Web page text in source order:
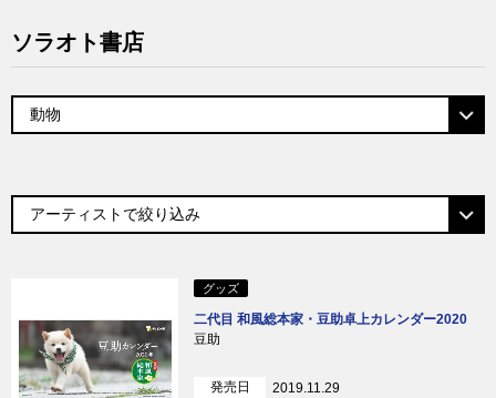
ソラオト書店
グッズ
二代目 和風総本家・豆助卓上カレンダー2020
豆助
発売日
2019.11.29